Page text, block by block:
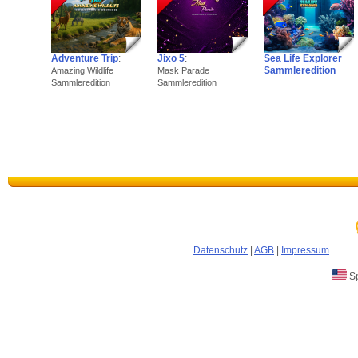
Adventure Trip:
Amazing Wildlife
Sammleredition
Jixo 5:
Mask Parade
Sammleredition
Sea Life Explorer
Sammleredition
Datenschutz AGB Impressum